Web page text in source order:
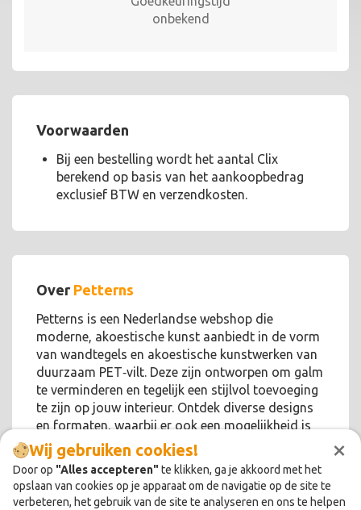
×
Wij gebruiken cookies!
Door op "Alles accepteren"te klikken, ga je akkoord met het
opslaan van cookies op je apparaat om de navigatie op de site te
verbeteren, het gebruik van de site te analyseren en ons te helpen
onbekend
Voorwaarden
Bij een bestelling wordt het aantal Clix
berekend op basis van het aankoopbedrag
exclusief BTW en verzendkosten.
Over Petterns
Petterns is een Nederlandse webshop die
moderne, akoestische kunst aanbiedt in de vorm
van wandtegels en akoestische kunstwerken van
duurzaam PET‑vilt. Deze zijn ontworpen om galm
te verminderen en tegelijk een stijlvol toevoeging
te zijn op jouw interieur. Ontdek diverse designs
en formaten, waarbij er ook een mogelijkheid is
voor maatwerk!